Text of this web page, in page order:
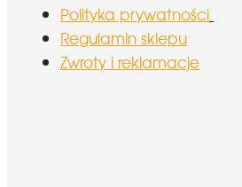
Polityka prywatności
Regulamin sklepu
Zwroty i reklamacje